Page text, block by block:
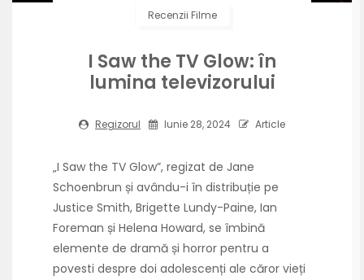
Recenzii Filme
I Saw the TV Glow: în
lumina televizorului
Regizorul Iunie 28, 2024 Article
„I Saw the TV Glow”, regizat de Jane
Schoenbrun și avându-i în distribuție pe
Justice Smith, Brigette Lundy-Paine, Ian
Foreman și Helena Howard, se îmbină
elemente de dramă și horror pentru a
povesti despre doi adolescenți ale căror vieți